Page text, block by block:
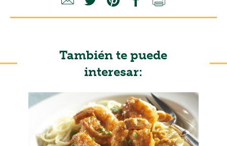
También te puede
interesar: